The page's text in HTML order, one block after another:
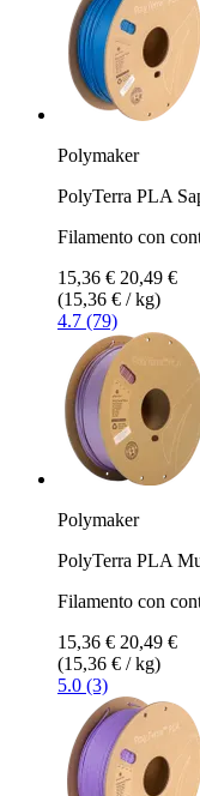
Polymaker
PolyTerra PLA
Filamento con
15,36 € 20,49 €
(15,36 € / kg)
4.7 (79)
Polymaker
PolyTerra PLA
Filamento con
15,36 € 20,49 €
(15,36 € / kg)
5.0 (3)